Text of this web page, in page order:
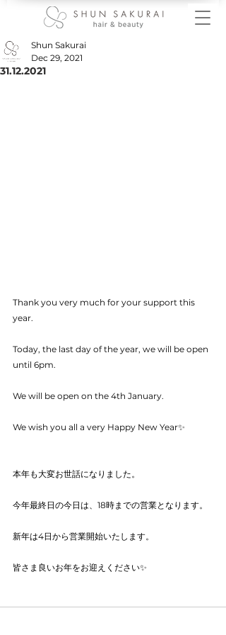
31.12.2021
Shun Sakurai
Dec 29, 2021
Thank you very much for your support this
year.
Today, the last day of the year, we will be open
until 6pm.
We will be open on the 4th January.
We wish you all a very Happy New Year✨
本年も大変お世話になりました。
今年最終日の今日は、18時までの営業となります。
新年は4日から営業開始いたします。
皆さま良いお年をお迎えください✨